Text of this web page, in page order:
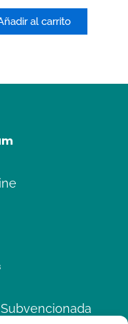
al carrito